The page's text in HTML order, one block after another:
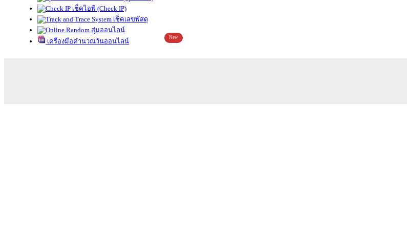
เช็คไอพี (Check IP)
เช็คเลขพัสดุ
สุ่มออนไลน์
เครื่องมือคำนวณวันออนไลน์
New